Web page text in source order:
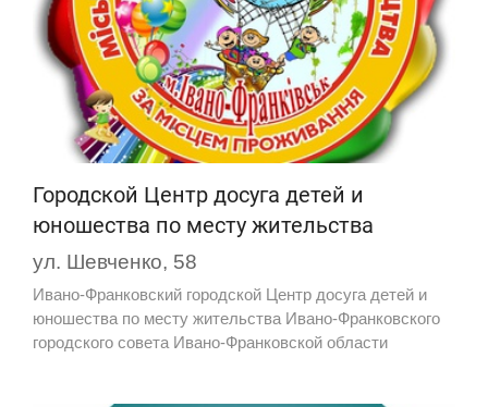
Городской Центр досуга детей и
юношества по месту жительства
ул. Шевченко, 58
Ивано-Франковский городской Центр досуга детей и
юношества по месту жительства Ивано-Франковского
городского совета Ивано-Франковской области